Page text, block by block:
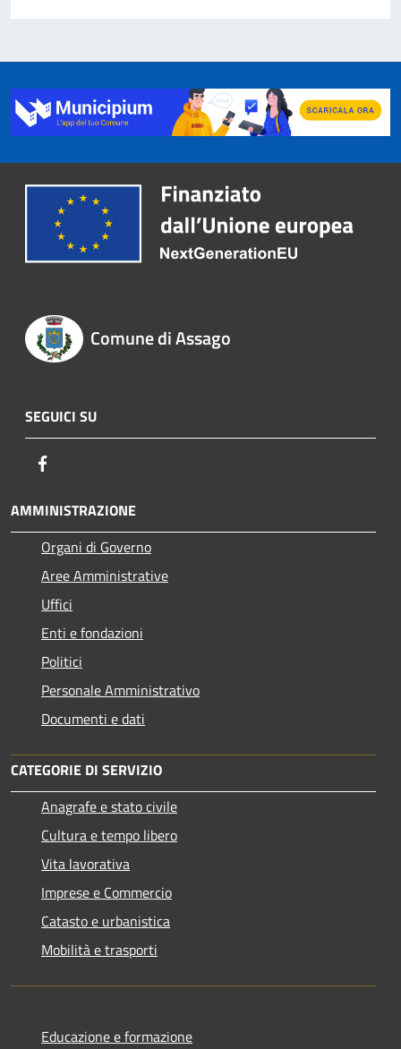
Comune di Assago
SEGUICI SU
AMMINISTRAZIONE
Organi di Governo
Aree Amministrative
Uffici
Enti e fondazioni
Politici
Personale Amministrativo
Documenti e dati
CATEGORIE DI SERVIZIO
Anagrafe e stato civile
Cultura e tempo libero
Vita lavorativa
Imprese e Commercio
Catasto e urbanistica
Mobilità e trasporti
Educazione e formazione